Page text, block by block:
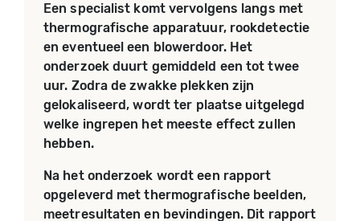
Een specialist komt vervolgens langs met
thermografische apparatuur, rookdetectie
en eventueel een blowerdoor. Het
onderzoek duurt gemiddeld een tot twee
uur. Zodra de zwakke plekken zijn
gelokaliseerd, wordt ter plaatse uitgelegd
welke ingrepen het meeste effect zullen
hebben.
Na het onderzoek wordt een rapport
opgeleverd met thermografische beelden,
meetresultaten en bevindingen. Dit rapport